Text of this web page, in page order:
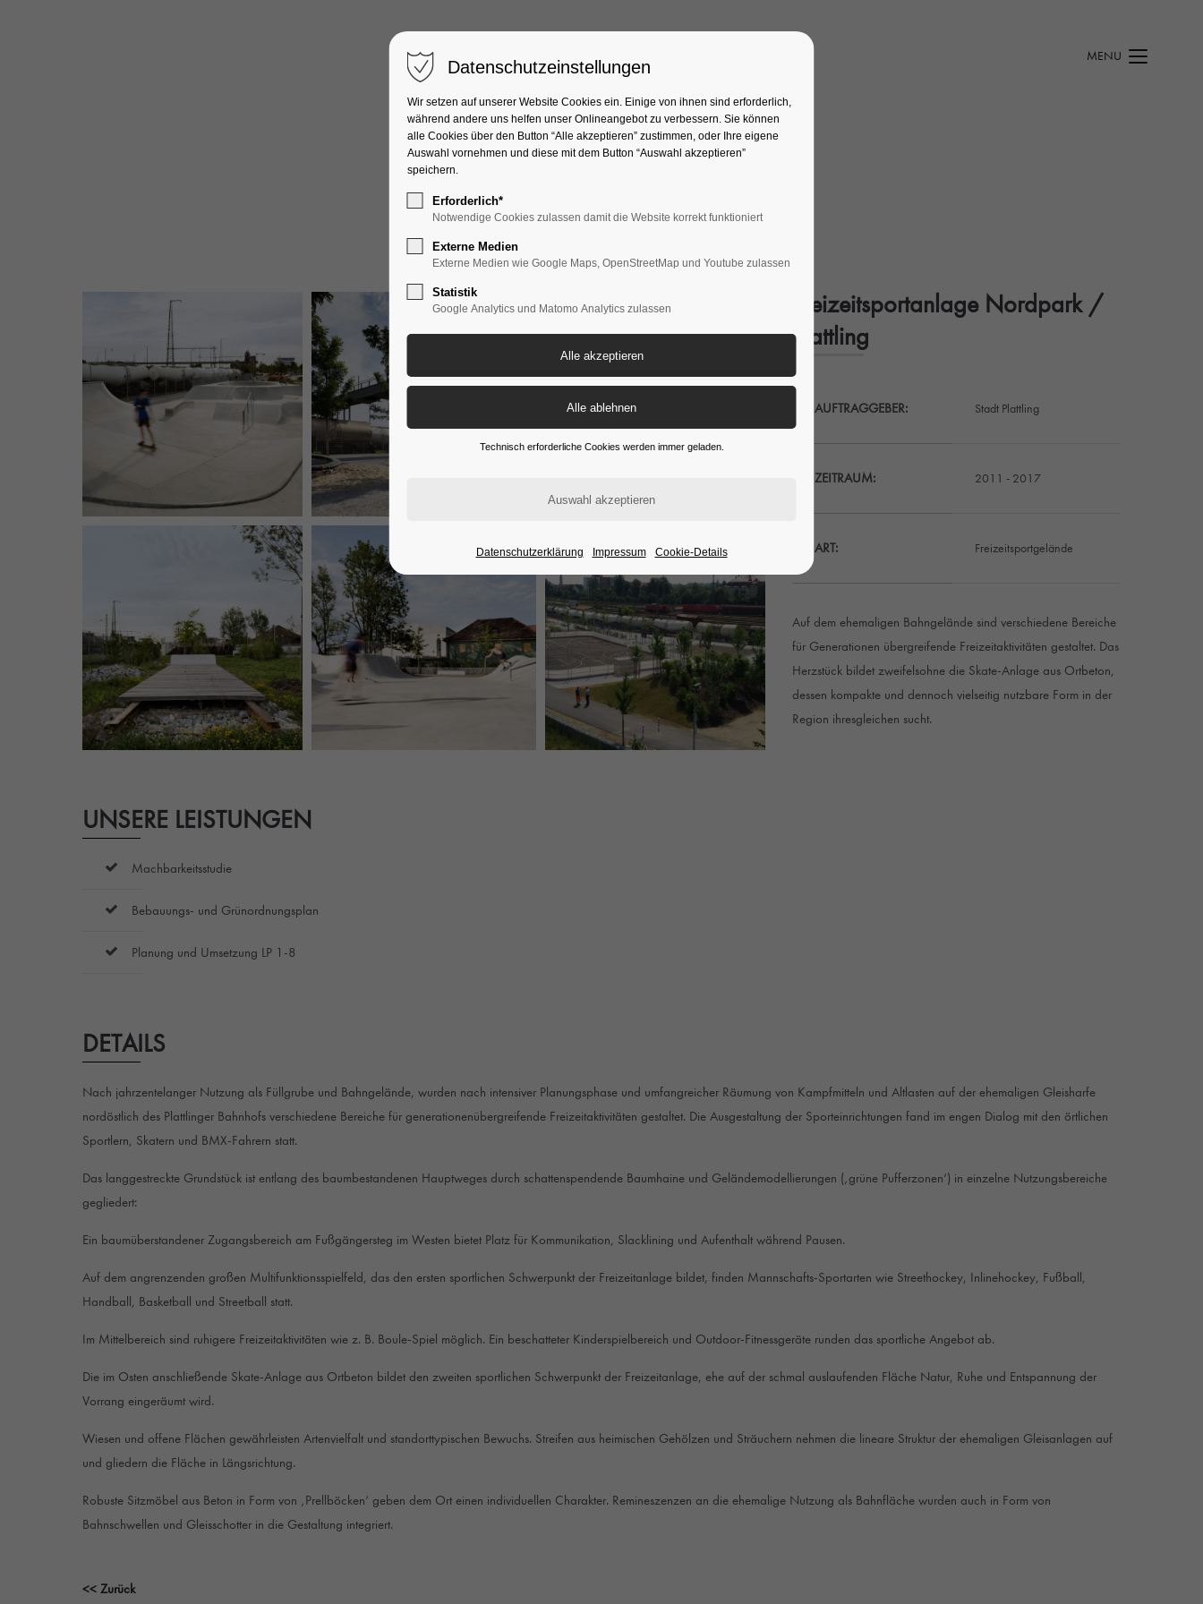
MENU
Freizeitsportanlage Nordpark /
Plattling
AUFTRAGGEBER: Stadt Plattling
ZEITRAUM: 2011 - 2017
ART: Freizeitsportgelände
Auf dem ehemaligen Bahngelände sind verschiedene Bereiche
für Generationen übergreifende Freizeitaktivitäten gestaltet. Das
Herzstück bildet zweifelsohne die Skate-Anlage aus Ortbeton,
dessen kompakte und dennoch vielseitig nutzbare Form in der
Region ihresgleichen sucht.
UNSERE LEISTUNGEN
Machbarkeitsstudie
Bebauungs- und Grünordnungsplan
Planung und Umsetzung LP 1-8
DETAILS
Nach jahrzentelanger Nutzung als Füllgrube und Bahngelände, wurden nach intensiver Planungsphase und umfangreicher Räumung von Kampfmitteln und Altlasten auf der ehemaligen Gleisharfe
nordöstlich des Plattlinger Bahnhofs verschiedene Bereiche für generationenübergreifende Freizeitaktivitäten gestaltet. Die Ausgestaltung der Sporteinrichtungen fand im engen Dialog mit den örtlichen
Sportlern, Skatern und BMX-Fahrern statt.
Das langgestreckte Grundstück ist entlang des baumbestandenen Hauptweges durch schattenspendende Baumhaine und Geländemodellierungen (‚grüne Pufferzonen‘) in einzelne Nutzungsbereiche
gegliedert:
Ein baumüberstandener Zugangsbereich am Fußgängersteg im Westen bietet Platz für Kommunikation, Slacklining und Aufenthalt während Pausen.
Auf dem angrenzenden großen Multifunktionsspielfeld, das den ersten sportlichen Schwerpunkt der Freizeitanlage bildet, finden Mannschafts-Sportarten wie Streethockey, Inlinehockey, Fußball,
Handball, Basketball und Streetball statt.
Im Mittelbereich sind ruhigere Freizeitaktivitäten wie z. B. Boule-Spiel möglich. Ein beschatteter Kinderspielbereich und Outdoor-Fitnessgeräte runden das sportliche Angebot ab.
Die im Osten anschließende Skate-Anlage aus Ortbeton bildet den zweiten sportlichen Schwerpunkt der Freizeitanlage, ehe auf der schmal auslaufenden Fläche Natur, Ruhe und Entspannung der
Vorrang eingeräumt wird.
Wiesen und offene Flächen gewährleisten Artenvielfalt und standorttypischen Bewuchs. Streifen aus heimischen Gehölzen und Sträuchern nehmen die lineare Struktur der ehemaligen Gleisanlagen auf
und gliedern die Fläche in Längsrichtung.
Robuste Sitzmöbel aus Beton in Form von ‚Prellböcken‘ geben dem Ort einen individuellen Charakter. Remineszenzen an die ehemalige Nutzung als Bahnfläche wurden auch in Form von
Bahnschwellen und Gleisschotter in die Gestaltung integriert.
<< Zurück
Datenschutzeinstellungen
Wir setzen auf unserer Website Cookies ein. Einige von ihnen sind erforderlich,
während andere uns helfen unser Onlineangebot zu verbessern. Sie können
alle Cookies über den Button “Alle akzeptieren” zustimmen, oder Ihre eigene
Auswahl vornehmen und diese mit dem Button “Auswahl akzeptieren”
speichern.
Erforderlich*
Notwendige Cookies zulassen damit die Website korrekt funktioniert
Externe Medien
Externe Medien wie Google Maps, OpenStreetMap und Youtube zulassen
Statistik
Google Analytics und Matomo Analytics zulassen
Technisch erforderliche Cookies werden immer geladen.
Datenschutzerklärung Impressum Cookie-Details